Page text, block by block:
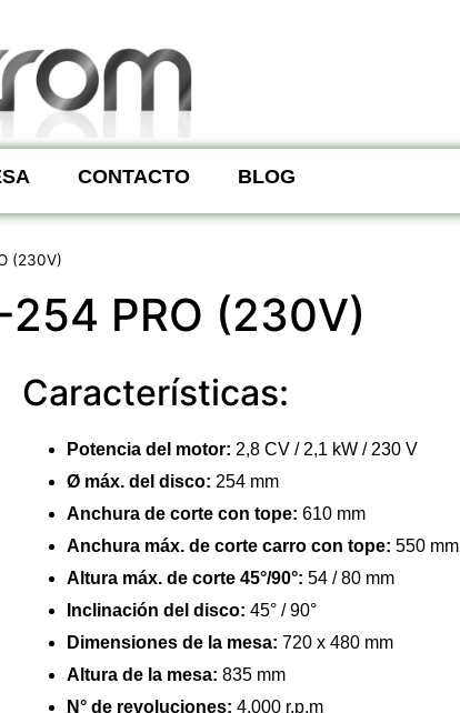
CONTACTO BLOG
(230V)
254 PRO (230V)
Características:
Potencia del motor: 2,8 CV / 2,1 kW / 230 V
Ø máx. del disco: 254 mm
Anchura de corte con tope: 610 mm
Anchura máx. de corte carro con tope: 550 mm
Altura máx. de corte 45°/90°: 54 / 80 mm
Inclinación del disco: 45° / 90°
Dimensiones de la mesa: 720 x 480 mm
Altura de la mesa: 835 mm
N° de revoluciones: 4.000 r.p.m